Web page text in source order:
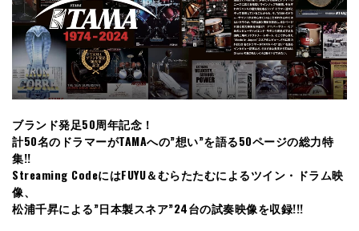
ブランド発足50周年記念！
計50名のドラマーがTAMAへの”想い”を語る50ページの総力特
集!!
Streaming CodeにはFUYU＆むらたたむによるツイン・ドラム映
像、
松浦千昇による”日本製スネア”24台の試奏映像を収録!!!